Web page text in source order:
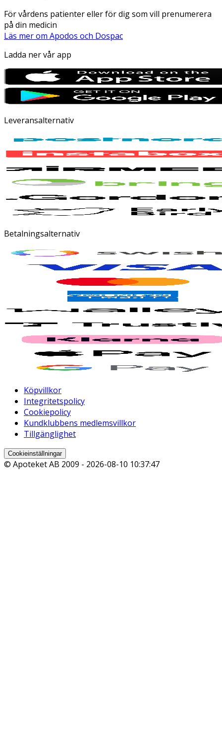
För vårdens patienter eller för dig som vill prenumerera
på din medicin
Läs mer om Apodos och Dospac
Ladda ner vår app
Leveransalternativ
Betalningsalternativ
Köpvillkor
Integritetspolicy
Cookiepolicy
Kundklubbens medlemsvillkor
Tillgänglighet
Cookieinställningar
© Apoteket AB 2009 - 2026-08-10 10:37:47